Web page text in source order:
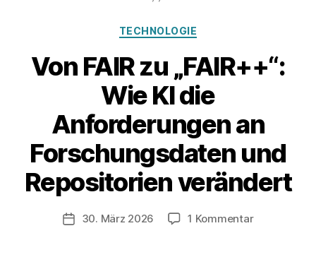
Kategorien
TECHNOLOGIE
Von FAIR zu „FAIR++“:
Wie KI die
Anforderungen an
Forschungsdaten und
Repositorien verändert
Beitragsautor
V
o
n
z
Veröffentlichungsdatum
30. März 2026 1 Kommentarzu